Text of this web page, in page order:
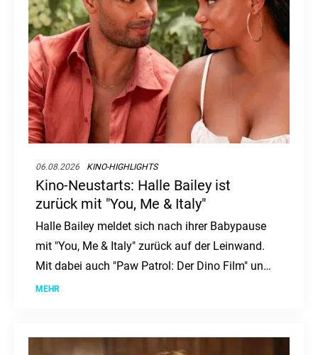
06.08.2026 KINO-HIGHLIGHTS
Kino-Neustarts: Halle Bailey ist
zurück mit "You, Me & Italy"
Halle Bailey meldet sich nach ihrer Babypause
mit "You, Me & Italy" zurück auf der Leinwand.
Mit dabei auch "Paw Patrol: Der Dino Film" und
"Nightborn". Ein Kinowochenende voller
MEHR